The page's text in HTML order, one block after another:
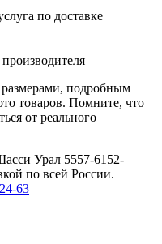
по доставке
размерами, подробным
товаров. Помните, что
от реального
Урал 5557-6152-
по всей России.
63